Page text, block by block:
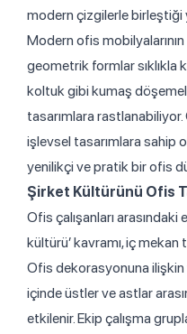
modern çizgilerle birleştiği
Modern ofis
geometrik formlar sıklıkla
koltuk gibi kumaş
tasarımlara
işlevsel tasarımlara sahip
yenilikçi ve pratik bir ofis
Şirket Kültürünü Ofis
Ofis çalışanları
kültürü’ kavramı, iç mekan
Ofis dekorasyonuna
içinde üstler ve astlar
etkilenir. Ekip çalışma